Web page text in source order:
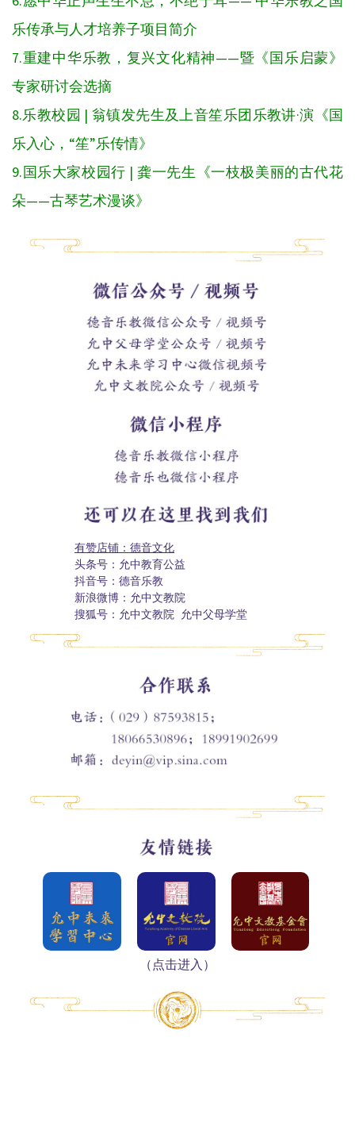
乐传承与人才培养子项目简介
7.重建中华乐教，复兴文化精神——暨《国乐启蒙》
专家研讨会选摘
8.乐教校园 | 翁镇发先生及上音笙乐团乐教讲·演《国
乐入心，“笙”乐传情》
9.国乐大家校园行 | 龚一先生《一枝极美丽的古代花
朵——古琴艺术漫谈》
有赞店铺：德音文化
头条号：允中教育公益
抖音号：德音乐教
新浪微博：允中文教院
搜狐号：允中文教院 允中父母学堂
（点击进入）